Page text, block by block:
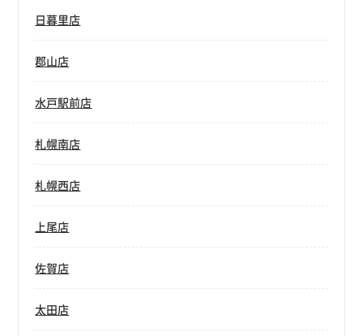
日暮里店
郡山店
水戸駅前店
札幌南店
札幌西店
上尾店
佐賀店
太田店